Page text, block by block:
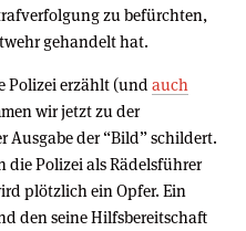
zu befürchten,
gehandelt hat.
Polizei erzählt (und auch
wir jetzt zu der
Ausgabe der “Bild” schildert.
die Polizei als Rädelsführer
plötzlich ein Opfer. Ein
den seine Hilfsbereitschaft